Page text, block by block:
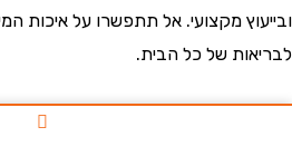
מקצועי. אל תתפשרו על איכות המים
של כל הבית.